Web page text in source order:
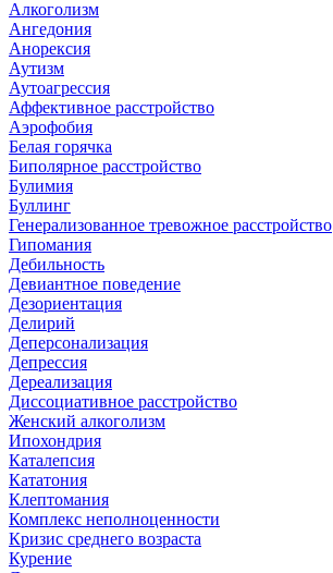
Алкоголизм
Ангедония
Анорексия
Аутизм
Аутоагрессия
Аффективное расстройство
Аэрофобия
Белая горячка
Биполярное расстройство
Булимия
Буллинг
Генерализованное тревожное расстройство
Гипомания
Дебильность
Девиантное поведение
Дезориентация
Делирий
Деперсонализация
Депрессия
Дереализация
Диссоциативное расстройство
Женский алкоголизм
Ипохондрия
Каталепсия
Кататония
Клептомания
Комплекс неполноценности
Кризис среднего возраста
Курение